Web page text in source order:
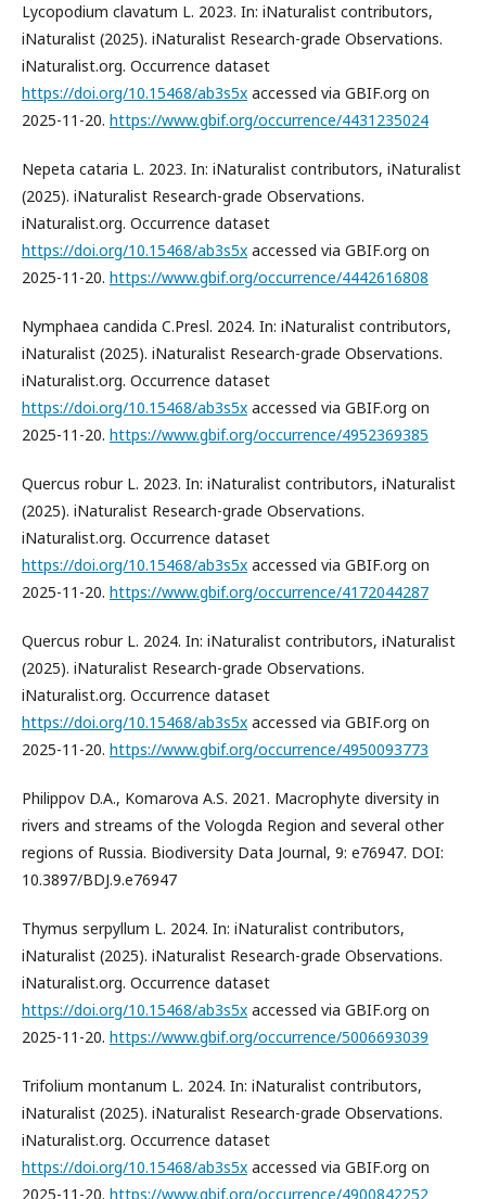
Lycopodium clavatum L. 2023. In: iNaturalist contributors,
iNaturalist (2025). iNaturalist Research-grade Observations.
iNaturalist.org. Occurrence dataset
https://doi.org/10.15468/ab3s5x accessed via GBIF.org on
2025-11-20. https://www.gbif.org/occurrence/4431235024
Nepeta cataria L. 2023. In: iNaturalist contributors, iNaturalist
(2025). iNaturalist Research-grade Observations.
iNaturalist.org. Occurrence dataset
https://doi.org/10.15468/ab3s5x accessed via GBIF.org on
2025-11-20. https://www.gbif.org/occurrence/4442616808
Nymphaea candida C.Presl. 2024. In: iNaturalist contributors,
iNaturalist (2025). iNaturalist Research-grade Observations.
iNaturalist.org. Occurrence dataset
https://doi.org/10.15468/ab3s5x accessed via GBIF.org on
2025-11-20. https://www.gbif.org/occurrence/4952369385
Quercus robur L. 2023. In: iNaturalist contributors, iNaturalist
(2025). iNaturalist Research-grade Observations.
iNaturalist.org. Occurrence dataset
https://doi.org/10.15468/ab3s5x accessed via GBIF.org on
2025-11-20. https://www.gbif.org/occurrence/4172044287
Quercus robur L. 2024. In: iNaturalist contributors, iNaturalist
(2025). iNaturalist Research-grade Observations.
iNaturalist.org. Occurrence dataset
https://doi.org/10.15468/ab3s5x accessed via GBIF.org on
2025-11-20. https://www.gbif.org/occurrence/4950093773
Philippov D.A., Komarova A.S. 2021. Macrophyte diversity in
rivers and streams of the Vologda Region and several other
regions of Russia. Biodiversity Data Journal, 9: e76947. DOI:
10.3897/BDJ.9.e76947
Thymus serpyllum L. 2024. In: iNaturalist contributors,
iNaturalist (2025). iNaturalist Research-grade Observations.
iNaturalist.org. Occurrence dataset
https://doi.org/10.15468/ab3s5x accessed via GBIF.org on
2025-11-20. https://www.gbif.org/occurrence/5006693039
Trifolium montanum L. 2024. In: iNaturalist contributors,
iNaturalist (2025). iNaturalist Research-grade Observations.
iNaturalist.org. Occurrence dataset
https://doi.org/10.15468/ab3s5x accessed via GBIF.org on
2025-11-20. https://www.gbif.org/occurrence/4900842252